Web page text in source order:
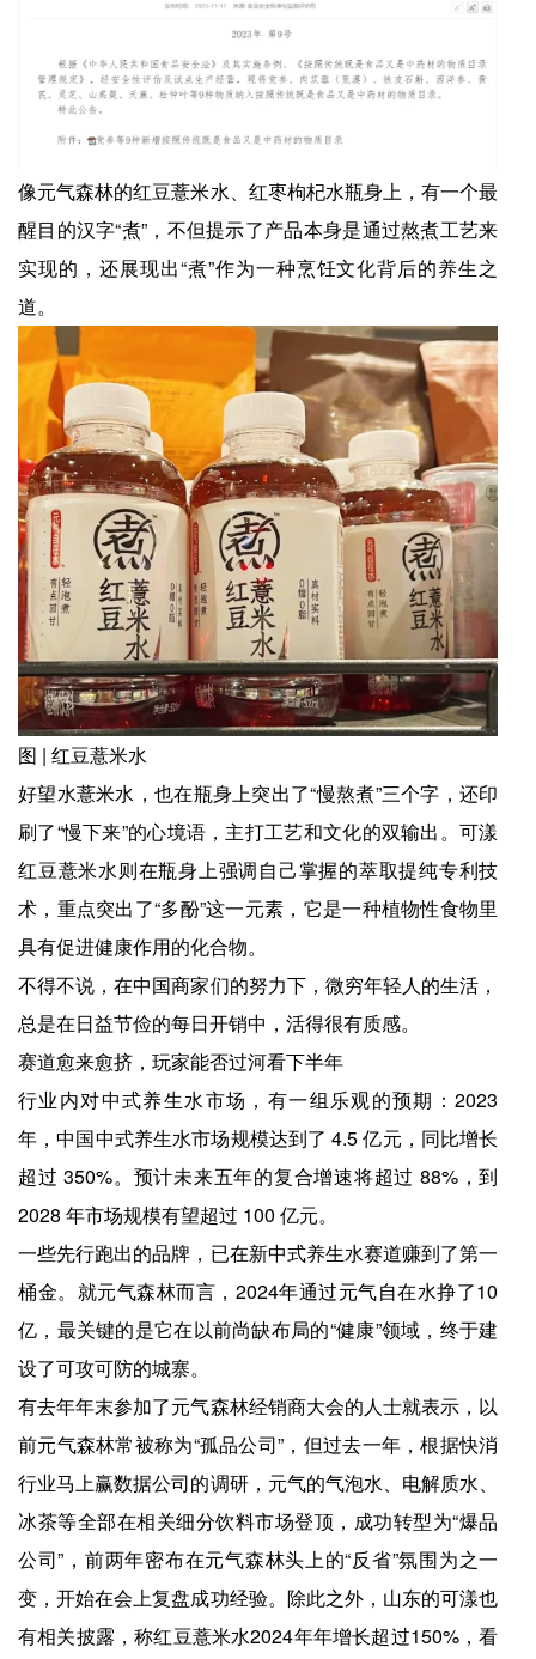
像元气森林的红豆薏米水、红枣枸杞水瓶身上，有一个最
醒目的汉字“煮”，不但提示了产品本身是通过熬煮工艺来
实现的，还展现出“煮”作为一种烹饪文化背后的养生之
道。
图 | 红豆薏米水
好望水薏米水，也在瓶身上突出了“慢熬煮”三个字，还印
刷了“慢下来”的心境语，主打工艺和文化的双输出。可漾
红豆薏米水则在瓶身上强调自己掌握的萃取提纯专利技
术，重点突出了“多酚”这一元素，它是一种植物性食物里
具有促进健康作用的化合物。
不得不说，在中国商家们的努力下，微穷年轻人的生活，
总是在日益节俭的每日开销中，活得很有质感。
赛道愈来愈挤，玩家能否过河看下半年
行业内对中式养生水市场，有一组乐观的预期：2023
年，中国中式养生水市场规模达到了 4.5 亿元，同比增长
超过 350%。预计未来五年的复合增速将超过 88%，到
2028 年市场规模有望超过 100 亿元。
一些先行跑出的品牌，已在新中式养生水赛道赚到了第一
桶金。就元气森林而言，2024年通过元气自在水挣了10
亿，最关键的是它在以前尚缺布局的“健康”领域，终于建
设了可攻可防的城寨。
有去年年末参加了元气森林经销商大会的人士就表示，以
前元气森林常被称为“孤品公司”，但过去一年，根据快消
行业马上赢数据公司的调研，元气的气泡水、电解质水、
冰茶等全部在相关细分饮料市场登顶，成功转型为“爆品
公司”，前两年密布在元气森林头上的“反省”氛围为之一
变，开始在会上复盘成功经验。除此之外，山东的可漾也
有相关披露，称红豆薏米水2024年年增长超过150%，看